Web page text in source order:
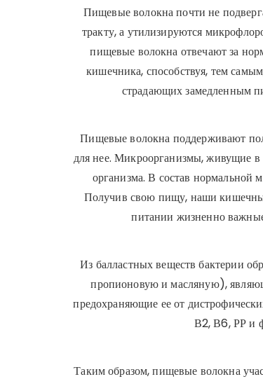
Пищевые волокна почти не
тракту, а утилизируются
пищевые волокна отвечают за
кишечника, способствуя, тем
страдающих замедленным
Пищевые волокна поддерживают
для нее. Микроорганизмы, живущие
организма. В состав нормальной
Получив свою пищу, наши
питании жизненно
Из балластных веществ бактерии
пропионовую и масляную),
предохраняющие ее от
В2, В6, РР и
Таким образом, пищевые волокна